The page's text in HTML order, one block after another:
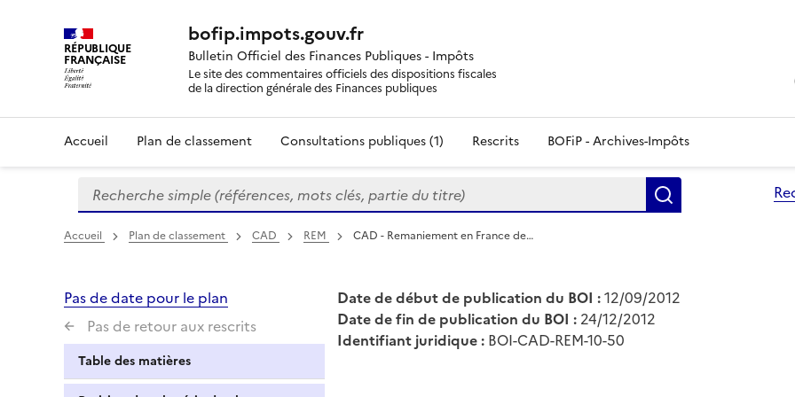
RÉPUBLIQUE
FRANÇAISE
bofip.impots.gouv.fr
Bulletin Officiel des Finances Publiques - Impôts
Le site des commentaires officiels des dispositions fiscales
de la direction générale des Finances publiques
Accueil Plan de classement Consultations publiques (1) Rescrits BOFiP - Archives-Impôts
Formulaire
de
recherche
Recherche simple (références, mots clés, partie du titre)
Accueil Plan de classement CAD REM CAD - Remaniement en France de…
Pas de date pour le plan
Pas de retour aux rescrits
Table des matières
Date de début de publication du BOI :12/09/2012
Date de fin de publication du BOI : 24/12/2012
Identifiant juridique : BOI-CAD-REM-10-50